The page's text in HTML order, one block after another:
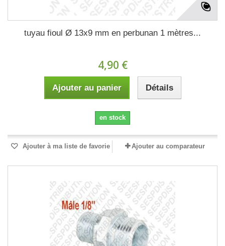
tuyau fioul Ø 13x9 mm en perbunan 1 mètres...
4,90 €
Ajouter au panier Détails
en stock
Ajouter à ma liste de favorie Ajouter au comparateur